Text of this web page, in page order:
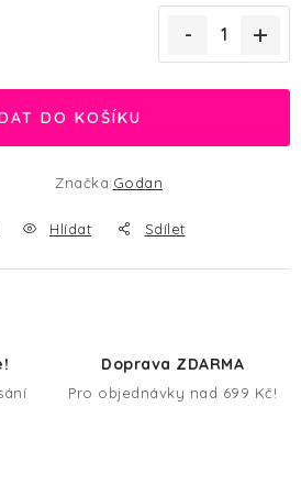
DO KOŠÍKU
Značka:Godan
Hlídat Sdílet
Doprava ZDARMA
Pro objednávky nad 699 Kč!